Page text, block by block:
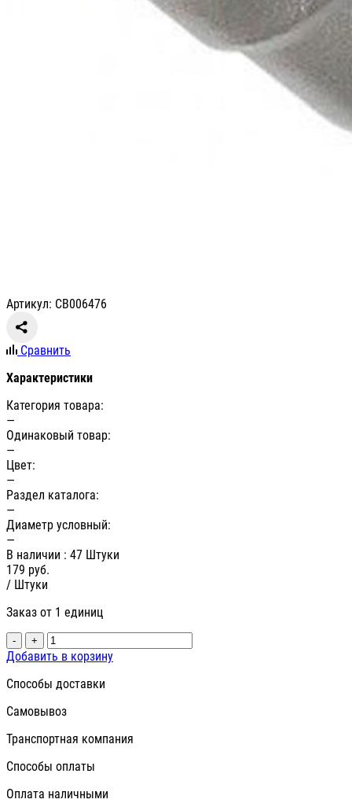
Артикул: СВ006476
Сравнить
Характеристики
Категория товара:
—
Одинаковый товар:
—
Цвет:
—
Раздел каталога:
—
Диаметр условный:
—
В наличии : 47 Штуки
179 руб.
/ Штуки
Заказ от 1 единиц
- +
Добавить в корзину
Способы доставки
Самовывоз
Транспортная компания
Способы оплаты
Оплата наличными